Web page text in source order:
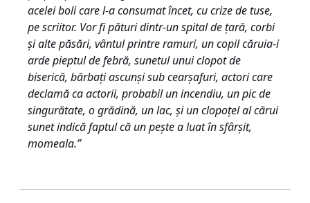
acelei boli care l-a consumat încet, cu crize de tuse,
pe scriitor. Vor fi pături dintr-un spital de ţară, corbi
şi alte păsări, vântul printre ramuri, un copil căruia-i
arde pieptul de febră, sunetul unui clopot de
biserică, bărbaţi ascunşi sub cearşafuri, actori care
declamă ca actorii, probabil un incendiu, un pic de
singurătate, o grădină, un lac, şi un clopoţel al cărui
sunet indică faptul că un peşte a luat în sfârşit,
momeala.”